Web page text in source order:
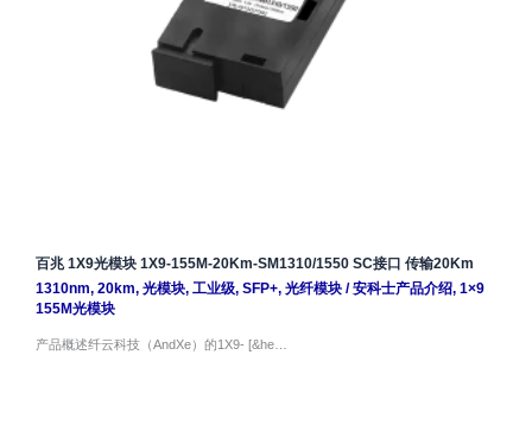
百兆 1X9光模块 1X9-155M-20Km-SM1310/1550 SC接口 传输20Km
1310nm, 20km, 光模块, 工业级, SFP+, 光纤模块/安科士产品介绍, 1×9
155M光模块
产品概述纤云科技（AndXe）的1X9- [&he…